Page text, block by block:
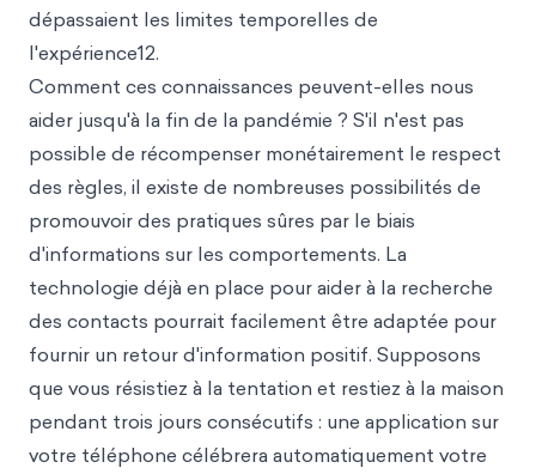
dépassaient les limites temporelles de
l'expérience12.
Comment ces connaissances peuvent-elles nous
aider jusqu'à la fin de la pandémie ? S'il n'est pas
possible de récompenser monétairement le respect
des règles, il existe de nombreuses possibilités de
promouvoir des pratiques sûres par le biais
d'informations sur les comportements. La
technologie déjà en place pour aider à la recherche
des contacts pourrait facilement être adaptée pour
fournir un retour d'information positif. Supposons
que vous résistiez à la tentation et restiez à la maison
pendant trois jours consécutifs : une application sur
votre téléphone célébrera automatiquement votre